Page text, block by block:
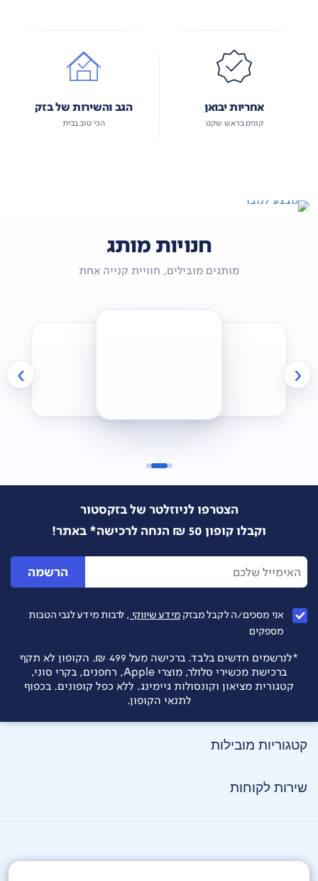
אחריות יבואן
קונים בראש שקט
הגב והשירות של בזק
הכי טוב בבית
חנויות מותג
מותגים מובילים, חוויית קנייה אחת
‹
›
הצטרפו לניוזלטר של בזקסטור
וקבלו קופון 50 ₪ הנחה לרכישה* באתר!
הרשמה
אני מסכים/ה לקבל מבזק מידע שיווקי , לרבות מידע לגבי הטבות
מספקים
*לנרשמים חדשים בלבד. ברכישה מעל 499 ₪. הקופון לא תקף
ברכישת מכשירי סלולר, מוצרי Apple, רחפנים, בקרי סוני,
קטגורית מציאון וקונסולות גיימינג. ללא כפל קופונים. בכפוף
לתנאי הקופון.
קטגוריות מובילות
שירות לקוחות